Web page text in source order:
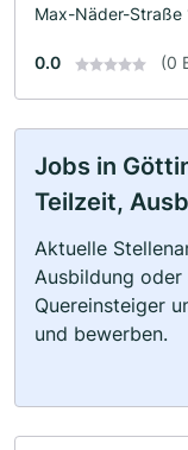
Max-Näder-Straße
0.0 (0
Jobs in
Teilzeit,
Aktuelle
Ausbildung
Quereinsteiger
und bewerben.